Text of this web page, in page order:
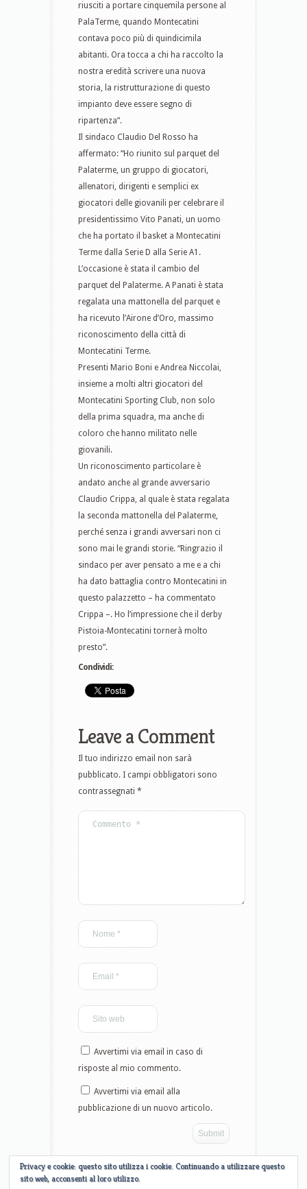
riusciti a portare cinquemila persone al
PalaTerme, quando Montecatini
contava poco più di quindicimila
abitanti. Ora tocca a chi ha raccolto la
nostra eredità scrivere una nuova
storia, la ristrutturazione di questo
impianto deve essere segno di
ripartenza”.
Il sindaco Claudio Del Rosso ha
affermato: “Ho riunito sul parquet del
Palaterme, un gruppo di giocatori,
allenatori, dirigenti e semplici ex
giocatori delle giovanili per celebrare il
presidentissimo Vito Panati, un uomo
che ha portato il basket a Montecatini
Terme dalla Serie D alla Serie A1.
L’occasione è stata il cambio del
parquet del Palaterme. A Panati è stata
regalata una mattonella del parquet e
ha ricevuto l’Airone d’Oro, massimo
riconoscimento della città di
Montecatini Terme.
Presenti Mario Boni e Andrea Niccolai,
insieme a molti altri giocatori del
Montecatini Sporting Club, non solo
della prima squadra, ma anche di
coloro che hanno militato nelle
giovanili.
Un riconoscimento particolare è
andato anche al grande avversario
Claudio Crippa, al quale è stata regalata
la seconda mattonella del Palaterme,
perché senza i grandi avversari non ci
sono mai le grandi storie. “Ringrazio il
sindaco per aver pensato a me e a chi
ha dato battaglia contro Montecatini in
questo palazzetto – ha commentato
Crippa –. Ho l’impressione che il derby
Pistoia-Montecatini tornerà molto
presto”.
Condividi:
Leave a Comment
Il tuo indirizzo email non sarà
pubblicato. I campi obbligatori sono
contrassegnati *
Avvertimi via email in caso di
risposte al mio commento.
Avvertimi via email alla
pubblicazione di un nuovo articolo.
Privacy e cookie: questo sito utilizza i cookie. Continuando a utilizzare questo
sito web, acconsenti al loro utilizzo.